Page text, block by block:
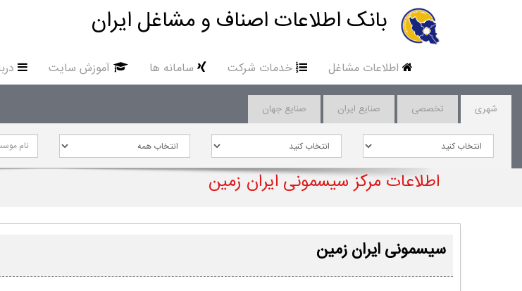
بانک اطلاعات اصناف و مشاغل ایران
اطلاعات مشاغل خدمات شرکت سامانه ها آموزش سایت
شهری تخصصی صنایع ایران صنایع جهان
اطلاعات مرکز سیسمونی ایران زمین
سیسمونی ایران زمین